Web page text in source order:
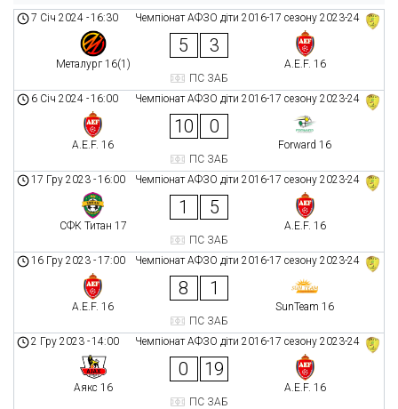
Чемпіонат АФЗО діти 2016-17 сезону 2023-24
7 Січ 2024 -16:30
Металург 16(1)
5 3
A.E.F. 16
ПС ЗАБ
Чемпіонат АФЗО діти 2016-17 сезону 2023-24
6 Січ 2024 -16:00
A.E.F. 16
10 0
Forward 16
ПС ЗАБ
Чемпіонат АФЗО діти 2016-17 сезону 2023-24
17 Гру 2023 -16:00
СФК Титан 17
1 5
A.E.F. 16
ПС ЗАБ
Чемпіонат АФЗО діти 2016-17 сезону 2023-24
16 Гру 2023 -17:00
A.E.F. 16
8 1
SunTeam 16
ПС ЗАБ
Чемпіонат АФЗО діти 2016-17 сезону 2023-24
2 Гру 2023 -14:00
Аякс 16
0 19
A.E.F. 16
ПС ЗАБ